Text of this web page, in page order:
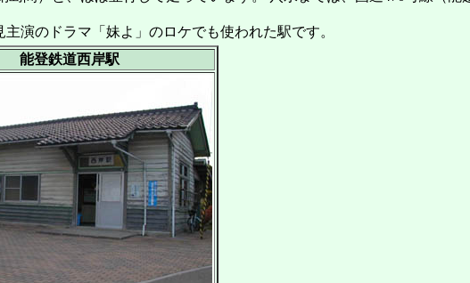
演のドラマ「妹よ」のロケでも使われた駅です。
能登鉄道西岸駅